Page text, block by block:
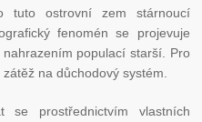
tuto ostrovní zem stárnoucí
fenomén se projevuje
populací starší. Pro
na důchodový systém.
se prostřednictvím vlastních